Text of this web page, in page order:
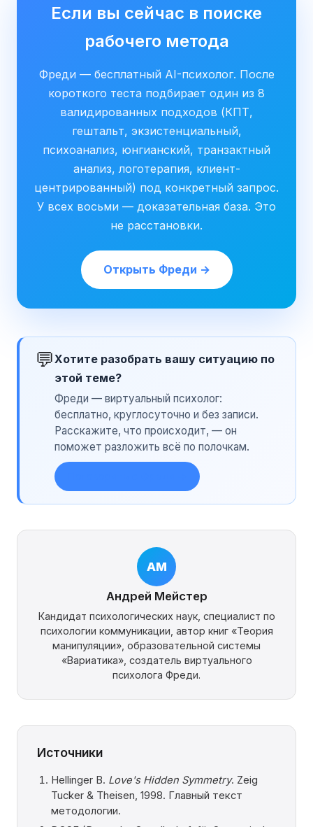
Если вы сейчас в поиске
рабочего метода
Фреди — бесплатный AI-психолог. После
короткого теста подбирает один из 8
валидированных подходов (КПТ,
гештальт, экзистенциальный,
психоанализ, юнгианский, транзактный
анализ, логотерапия, клиент-
центрированный) под конкретный запрос.
У всех восьми — доказательная база. Это
не расстановки.
Открыть Фреди →
💬Хотите разобрать вашу ситуацию по
этой теме?
Фреди — виртуальный психолог:
бесплатно, круглосуточно и без записи.
Расскажите, что происходит, — он
поможет разложить всё по полочкам.
АМ
Андрей Мейстер
Кандидат психологических наук, специалист по
психологии коммуникации, автор книг «Теория
манипуляции», образовательной системы
«Вариатика», создатель виртуального
психолога Фреди.
Источники
Hellinger B. Love's Hidden Symmetry. Zeig
Tucker & Theisen, 1998. Главный текст
методологии.